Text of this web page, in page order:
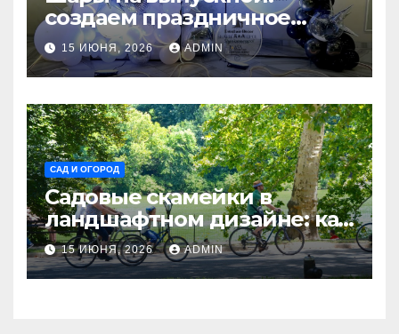
создаем праздничное
настроение
15 ИЮНЯ, 2026 ADMIN
САД И ОГОРОД
Садовые скамейки в
ландшафтном дизайне: как
украсить территорию
Madmetal.ru и создать зону
отдыха
15 ИЮНЯ, 2026 ADMIN